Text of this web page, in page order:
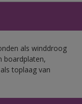
als winddroog
boardplaten,
toplaag van